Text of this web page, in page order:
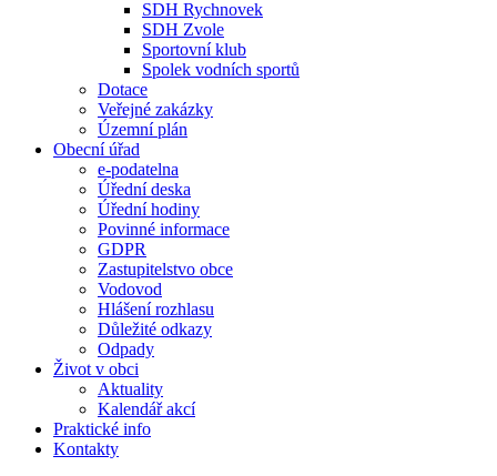
SDH Rychnovek
SDH Zvole
Sportovní klub
Spolek vodních sportů
Dotace
Veřejné zakázky
Územní plán
Obecní úřad
e-podatelna
Úřední deska
Úřední hodiny
Povinné informace
GDPR
Zastupitelstvo obce
Vodovod
Hlášení rozhlasu
Důležité odkazy
Odpady
Život v obci
Aktuality
Kalendář akcí
Praktické info
Kontakty